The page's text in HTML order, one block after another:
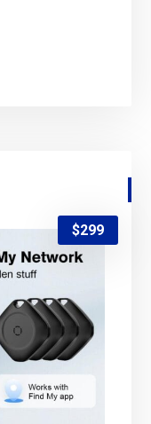
$299